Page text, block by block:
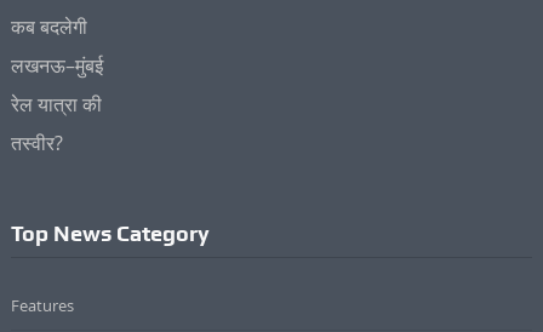
Top News Category
Features